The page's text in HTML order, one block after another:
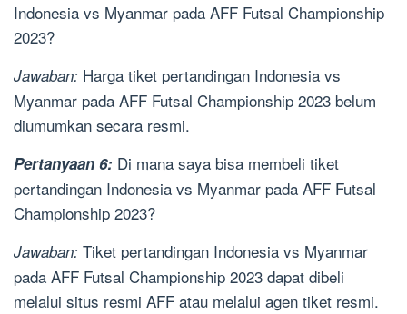
Indonesia vs Myanmar pada AFF Futsal Championship
2023?
Jawaban: Harga tiket pertandingan Indonesia vs
Myanmar pada AFF Futsal Championship 2023 belum
diumumkan secara resmi.
Pertanyaan 6: Di mana saya bisa membeli tiket
pertandingan Indonesia vs Myanmar pada AFF Futsal
Championship 2023?
Jawaban: Tiket pertandingan Indonesia vs Myanmar
pada AFF Futsal Championship 2023 dapat dibeli
melalui situs resmi AFF atau melalui agen tiket resmi.